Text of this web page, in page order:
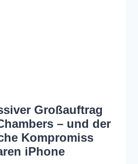
Großauftrag
– und der
Kompromiss
iPhone